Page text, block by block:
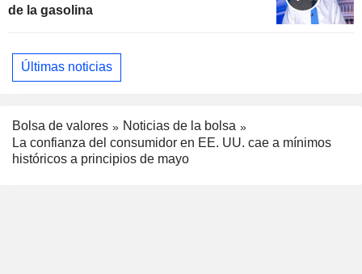
de la gasolina
Últimas noticias
Bolsa de valores
Noticias de la bolsa
La confianza del consumidor en EE. UU. cae a mínimos
históricos a principios de mayo